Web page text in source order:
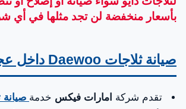
بأسعار منخفضة لن تجد مثلها في أي
صيانة ثلاجات Daewoo داخل عجمان
تقدم شركة امارات فيكس خدمة صيانة